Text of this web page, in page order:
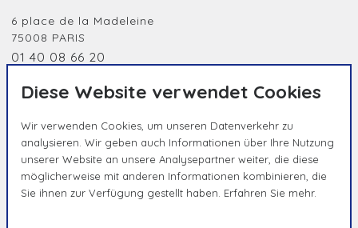
Diese Website verwendet Cookies
Wir verwenden Cookies, um unseren Datenverkehr zu
analysieren. Wir geben auch Informationen über Ihre Nutzung
unserer Website an unsere Analysepartner weiter, die diese
möglicherweise mit anderen Informationen kombinieren, die
Sie ihnen zur Verfügung gestellt haben. Erfahren Sie mehr.
6 place de la Madeleine
75008 PARIS
01 40 08 66 20
HUMAN BY NATURE, UNIQUE BY